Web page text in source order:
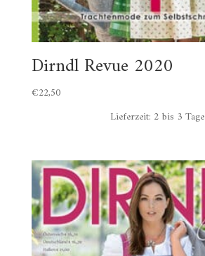
Dirndl Revue 2020
€22,50
Lieferzeit: 2 bis 3 Tage